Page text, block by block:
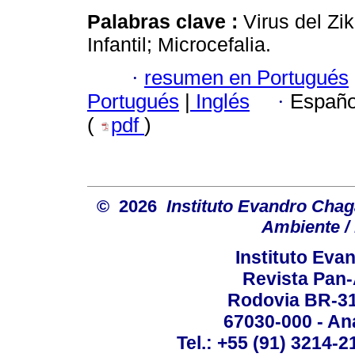
Palabras clave : Virus del
Infantil; Microcefalia.
· resumen en Portugués
Portugués
Inglés ·
(
pdf )
© 2026 Instituto Evandro
Ambiente /
Instituto
Revista
Rodovia BR-
67030-000 -
Tel.: +55 (91) 3214-